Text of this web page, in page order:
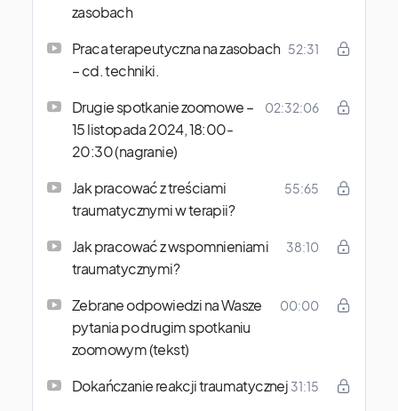
zasobach
Praca terapeutyczna na zasobach
– cd. techniki.
52:31
Drugie spotkanie zoomowe –
15 listopada 2024, 18:00-
20:30 (nagranie)
02:32:06
Jak pracować z treściami
traumatycznymi w terapii?
55:65
Jak pracować z wspomnieniami
traumatycznymi?
38:10
Zebrane odpowiedzi na Wasze
pytania po drugim spotkaniu
zoomowym (tekst)
00:00
Dokańczanie reakcji traumatycznej 31:15